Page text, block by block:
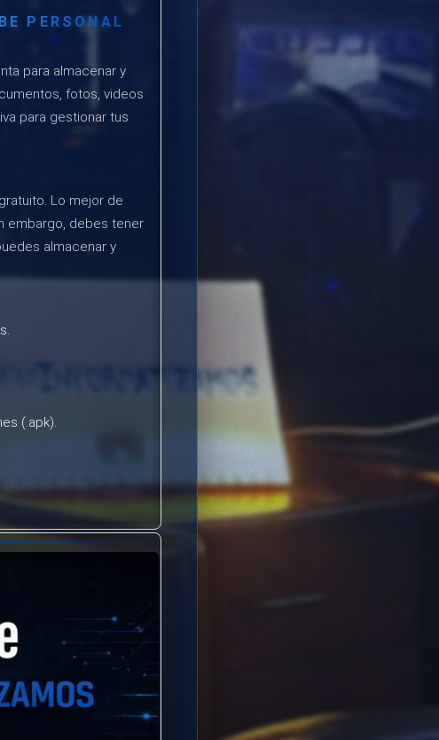
PERSONAL
para almacenar y
fotos, videos
para gestionar tus
Lo mejor de
embargo, debes tener
almacenar y
(.apk).
dispositivos móviles,